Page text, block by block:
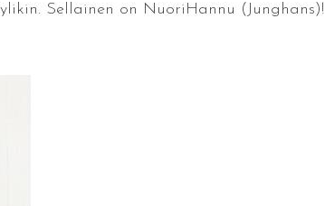
Sellainen on NuoriHannu (Junghans)!